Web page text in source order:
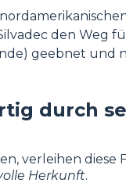
den Weg
geebnet und
durch
verleihen diese
Herkunft.